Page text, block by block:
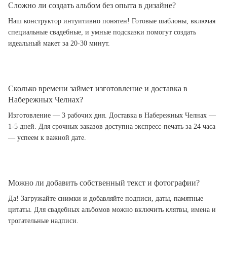
Сложно ли создать альбом без опыта в дизайне?
Наш конструктор интуитивно понятен! Готовые шаблоны, включая
специальные свадебные, и умные подсказки помогут создать
идеальный макет за 20-30 минут.
Сколько времени займет изготовление и доставка в
Набережных Челнах?
Изготовление — 3 рабочих дня. Доставка в Набережных Челнах —
1-5 дней. Для срочных заказов доступна экспресс-печать за 24 часа
— успеем к важной дате.
Можно ли добавить собственный текст и фотографии?
Да! Загружайте снимки и добавляйте подписи, даты, памятные
цитаты. Для свадебных альбомов можно включить клятвы, имена и
трогательные надписи.